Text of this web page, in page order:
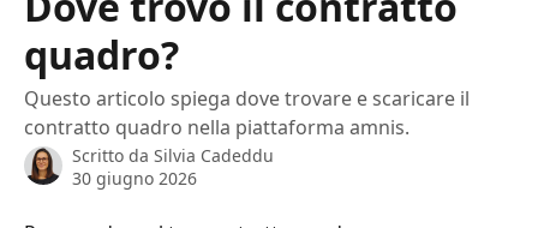
quadro?
Questo articolo spiega dove trovare e scaricare il
contratto quadro nella piattaforma amnis.
Scritto da Silvia Cadeddu
30 giugno 2026